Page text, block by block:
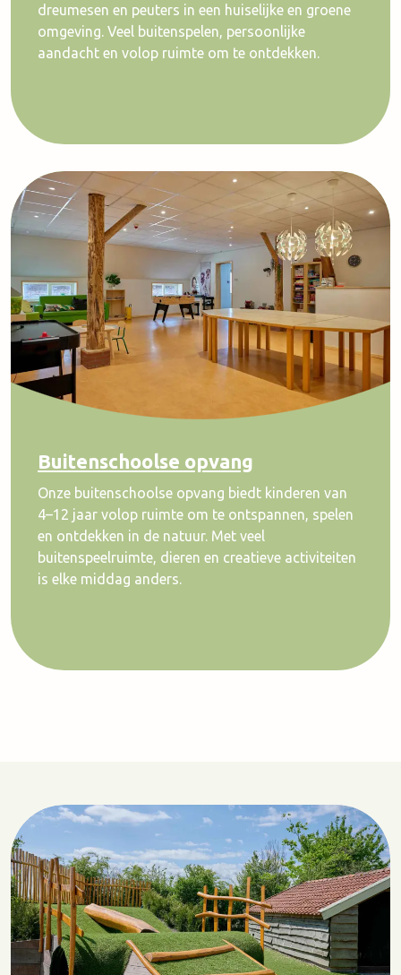
dreumesen en peuters in een huiselijke en groene
omgeving. Veel buitenspelen, persoonlijke
aandacht en volop ruimte om te ontdekken.
Buitenschoolse opvang
Onze buitenschoolse opvang biedt kinderen van
4–12 jaar volop ruimte om te ontspannen, spelen
en ontdekken in de natuur. Met veel
buitenspeelruimte, dieren en creatieve activiteiten
is elke middag anders.